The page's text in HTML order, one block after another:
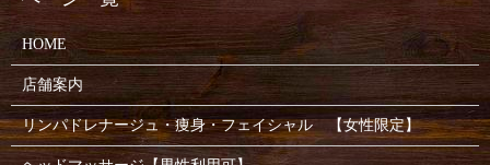
HOME
店舗案内
リンパドレナージュ・痩身・フェイシャル 【女性限定】